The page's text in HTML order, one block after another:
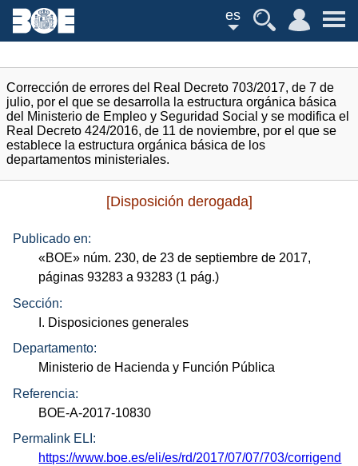
es
Corrección de errores del Real Decreto 703/2017, de 7 de
julio, por el que se desarrolla la estructura orgánica básica
del Ministerio de Empleo y Seguridad Social y se modifica el
Real Decreto 424/2016, de 11 de noviembre, por el que se
establece la estructura orgánica básica de los
departamentos ministeriales.
[Disposición derogada]
Publicado en:
«BOE» núm. 230, de 23 de septiembre de 2017,
páginas 93283 a 93283 (1 pág.)
Sección:
I. Disposiciones generales
Departamento:
Ministerio de Hacienda y Función Pública
Referencia:
BOE-A-2017-10830
Permalink ELI:
https://www.boe.es/eli/es/rd/2017/07/07/703/corrigend